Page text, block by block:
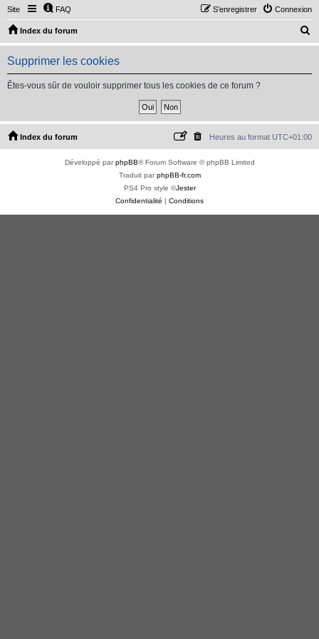
Site FAQ Connexion
S’enregistrer
Index du forum
e
h
Supprimer les cookies
Êtes-vous sûr de vouloir supprimer tous les cookies de ce forum ?
Index du forum Heures au format UTC+01:00
Développé parphpBB® Forum Software © phpBB Limited
Traduit parphpBB-fr.com
PS4 Pro style ©Jester
Confidentialité | Conditions